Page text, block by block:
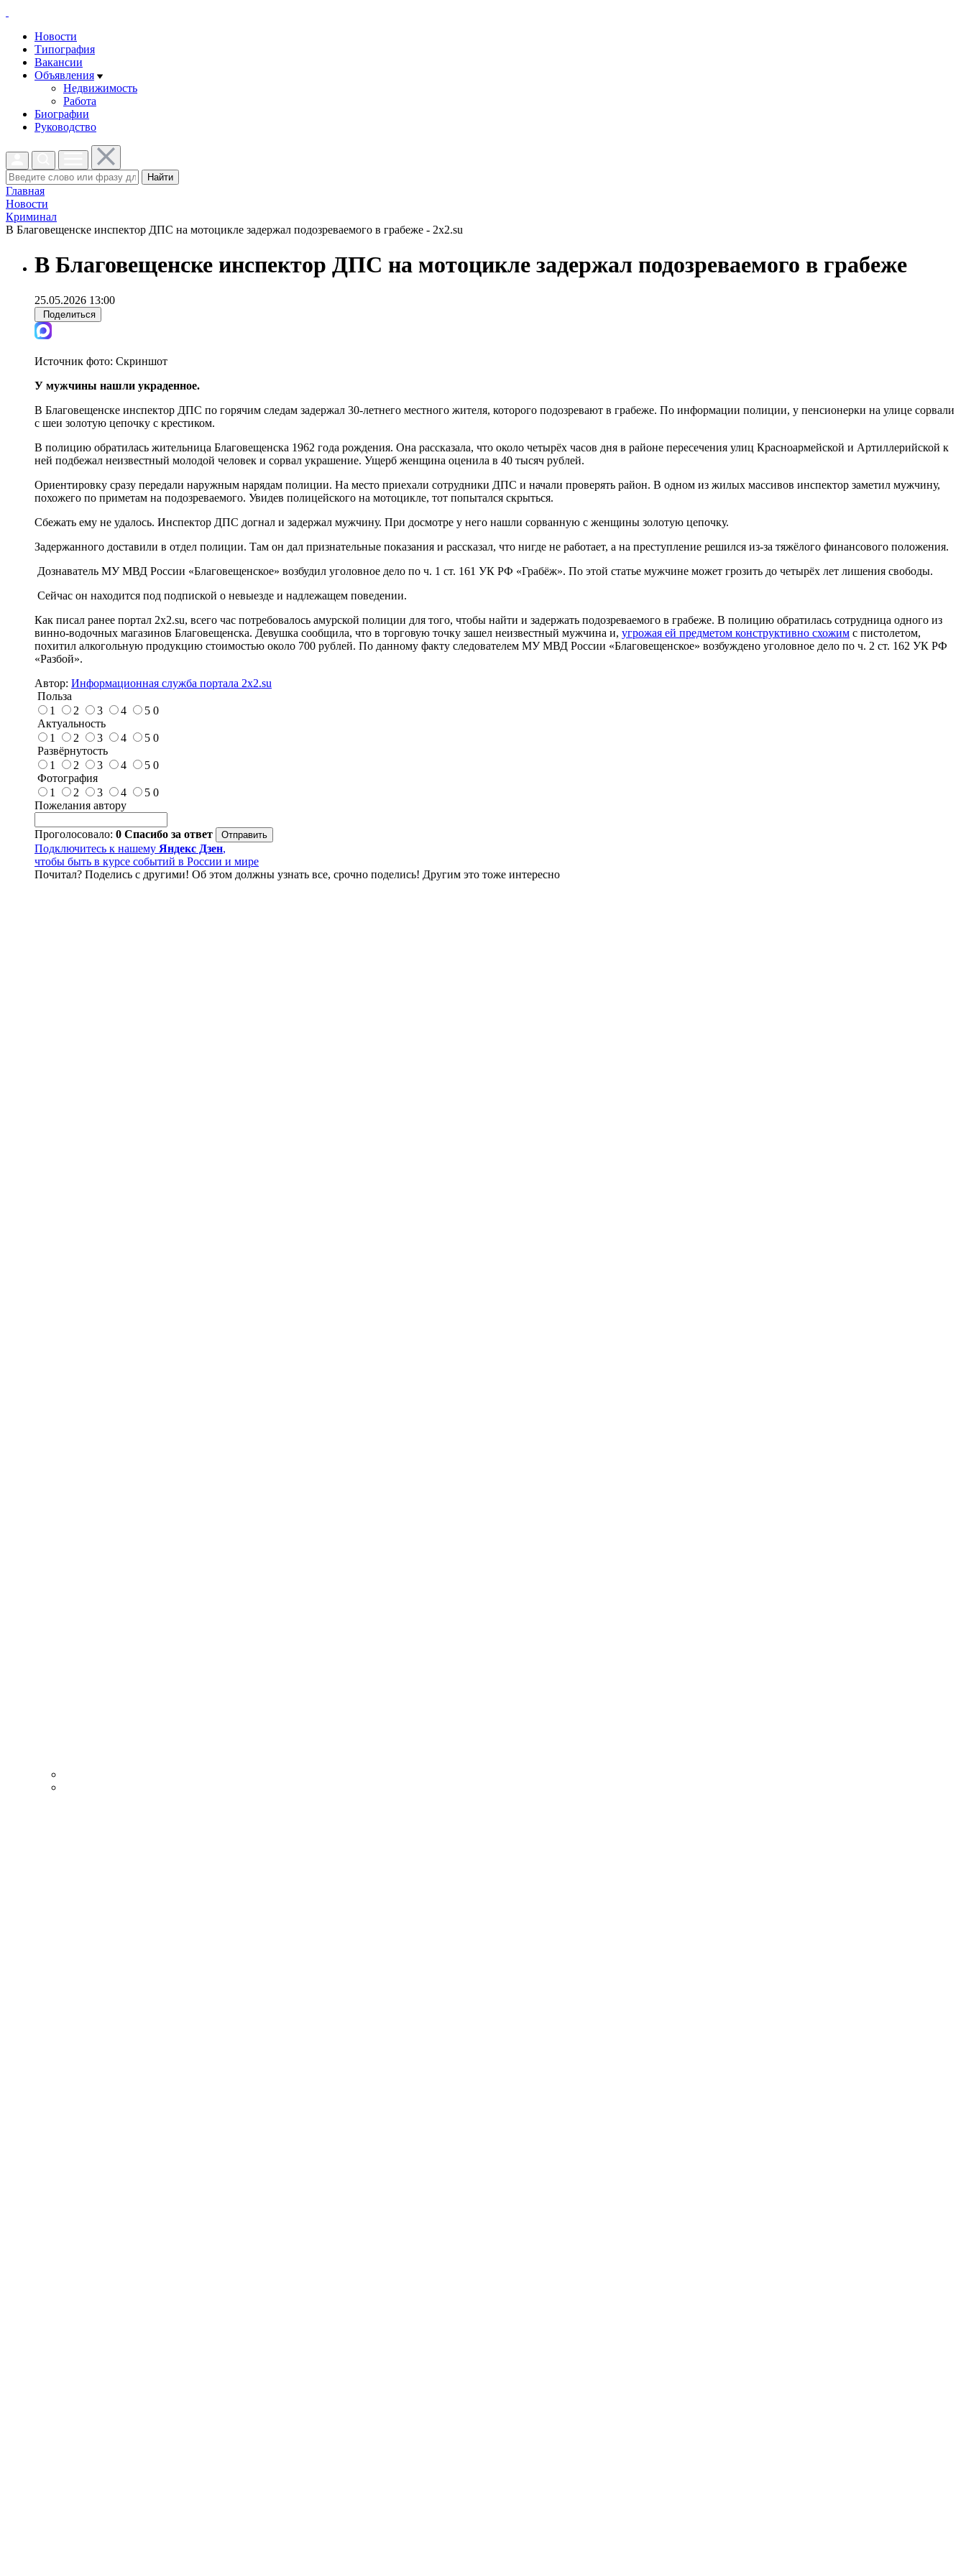
Новости
Типография
Вакансии
Объявления
Недвижимость
Работа
Биографии
Руководство
Найти
Главная
Новости
Криминал
В Благовещенске инспектор ДПС на мотоцикле задержал подозреваемого в грабеже - 2x2.su
В Благовещенске инспектор ДПС на мотоцикле задержал подозреваемого в грабеже
25.05.2026 13:00
Поделиться
Источник фото: Скриншот
У мужчины нашли украденное.
В Благовещенске инспектор ДПС по горячим следам задержал 30-летнего местного жителя, которого подозревают в грабеже. По информации полиции, у пенсионерки на улице сорвали
с шеи золотую цепочку с крестиком.
В полицию обратилась жительница Благовещенска 1962 года рождения. Она рассказала, что около четырёх часов дня в районе пересечения улиц Красноармейской и Артиллерийской к
ней подбежал неизвестный молодой человек и сорвал украшение. Ущерб женщина оценила в 40 тысяч рублей.
Ориентировку сразу передали наружным нарядам полиции. На место приехали сотрудники ДПС и начали проверять район. В одном из жилых массивов инспектор заметил мужчину,
похожего по приметам на подозреваемого. Увидев полицейского на мотоцикле, тот попытался скрыться.
Сбежать ему не удалось. Инспектор ДПС догнал и задержал мужчину. При досмотре у него нашли сорванную с женщины золотую цепочку.
Задержанного доставили в отдел полиции. Там он дал признательные показания и рассказал, что нигде не работает, а на преступление решился из-за тяжёлого финансового положения.
Дознаватель МУ МВД России «Благовещенское» возбудил уголовное дело по ч. 1 ст. 161 УК РФ «Грабёж». По этой статье мужчине может грозить до четырёх лет лишения свободы.
Сейчас он находится под подпиской о невыезде и надлежащем поведении.
Как писал ранее портал 2х2.su, всего час потребовалось амурской полиции для того, чтобы найти и задержать подозреваемого в грабеже. В полицию обратилась сотрудница одного из
винно-водочных магазинов Благовещенска. Девушка сообщила, что в торговую точку зашел неизвестный мужчина и, угрожая ей предметом конструктивно схожим с пистолетом,
похитил алкогольную продукцию стоимостью около 700 рублей. По данному факту следователем МУ МВД России «Благовещенское» возбуждено уголовное дело по ч. 2 ст. 162 УК РФ
«Разбой».
Автор: Информационная служба портала 2x2.su
Польза
1
2 3 4 5 0
Актуальность
1
2 3 4 5 0
Развёрнутость
1
2 3 4 5 0
Фотография
1
2 3 4 5 0
Пожелания автору
Проголосовало: 0 Спасибо за ответ
Подключитесь к нашему Яндекс Дзен,
чтобы быть в курсе событий в России и мире
Почитал? Поделись с другими! Об этом должны узнать все, срочно поделись! Другим это тоже интересно